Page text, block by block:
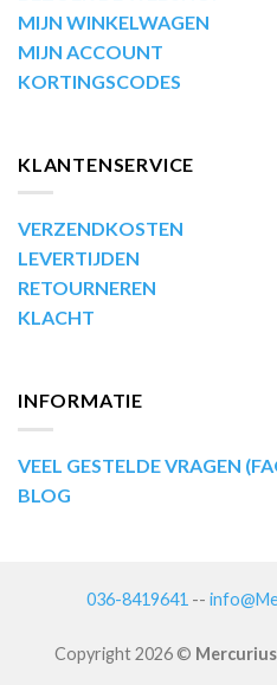
MIJN WINKELWAGEN
MIJN ACCOUNT
KORTINGSCODES
KLANTENSERVICE
VERZENDKOSTEN
LEVERTIJDEN
RETOURNEREN
KLACHT
INFORMATIE
VEEL GESTELDE VRAGEN
BLOG
036-8419641 --
Copyright 2026 ©